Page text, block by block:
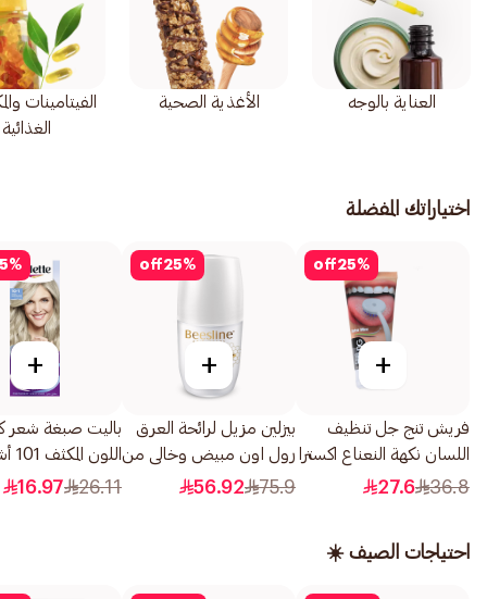
العناية بالوجه الأغذية الصحية
الفيتامينات
الغذائية
اختياراتك المفضلة
25%
off
+
فريش تنج جل تنظيف
اللسان نكهة النعناع اكسترا
85جرام
36.8
27.6
25%
off
+
بيزلين مزيل لرائحة العرق
رول اون مبيض وخالى من
العطر 50مل
75.9
56.92
%
+
باليت صبغة شعر
فضي 1عبوة
26.11
16.97
احتياجات الصيف ☀️